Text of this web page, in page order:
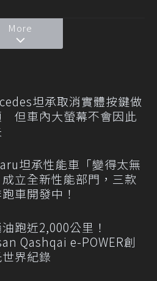
More
坦承取消實體按鍵做
但車內大螢幕不會因此
坦承性能車「變得太無
立全新性能部門，三款
車開發中！
跑近2,000公里！
Qashqai e-POWER創
界紀錄